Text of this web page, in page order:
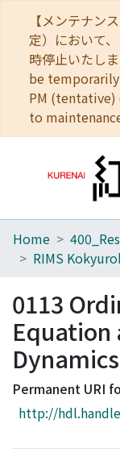
【メンテナン
定）において
時停止いたし
be
PM (tentative)
to
Home
Browse
Download
Access Statistics
Library Network
Home
RIMS
0113
Equation
Dynamics
Permanent URI
http://